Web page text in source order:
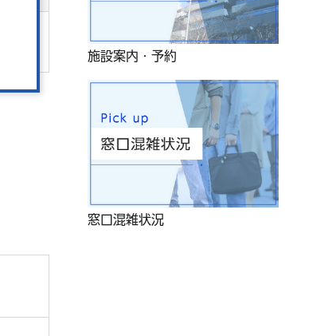
施設案内・予約
窓口混雑状況